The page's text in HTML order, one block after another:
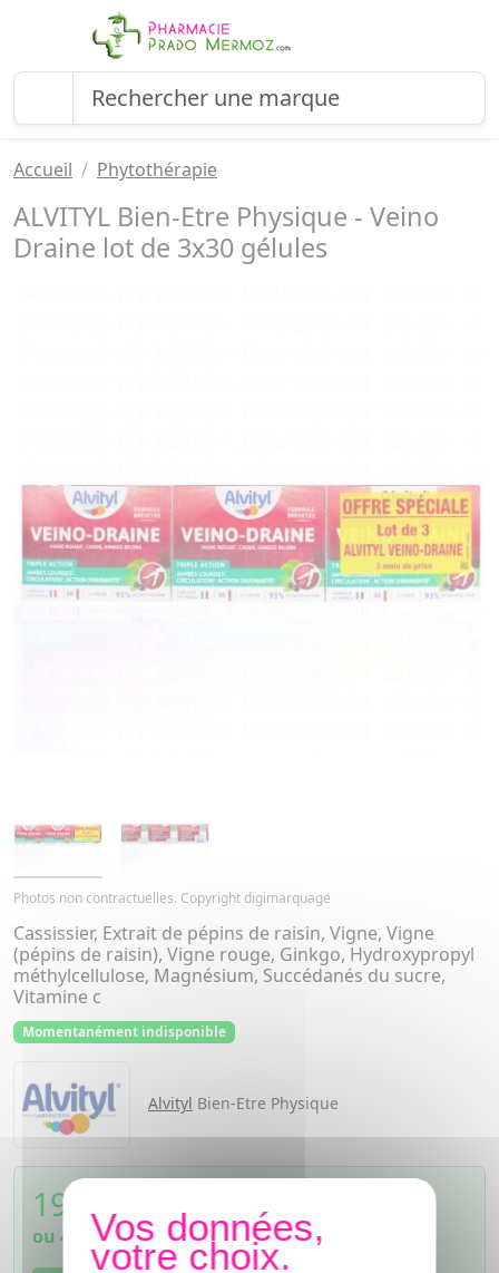
Accueil Phytothérapie
ALVITYL Bien-Etre Physique - Veino
Draine lot de 3x30 gélules
Photos non contractuelles. Copyright digimarquage
Cassissier, Extrait de pépins de raisin, Vigne, Vigne
(pépins de raisin), Vigne rouge, Ginkgo, Hydroxypropyl
méthylcellulose, Magnésium, Succédanés du sucre,
Vitamine c
Momentanément indisponible
Alvityl Bien-Etre Physique
19,81
ou 4,95€si 4 fois sans frais